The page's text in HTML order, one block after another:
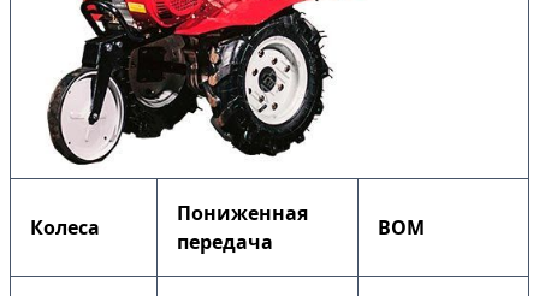
Колеса
Пониженная
передача
ВОМ